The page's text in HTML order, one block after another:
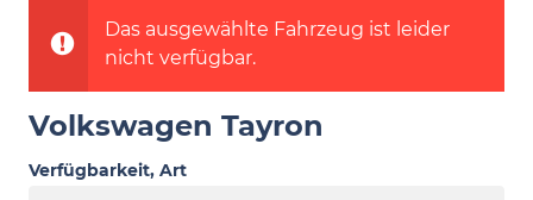
Das ausgewählte Fahrzeug ist leider
nicht verfügbar.
Volkswagen Tayron
Verfügbarkeit, Art